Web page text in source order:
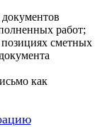
работ;
сметных
как